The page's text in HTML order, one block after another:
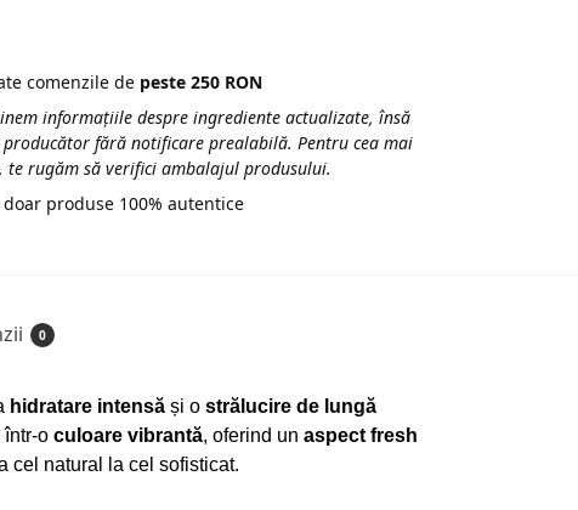
comenzile de peste 250 RON
informațiile despre ingrediente actualizate, însă
fără notificare prealabilă. Pentru cea mai
te rugăm să verifici ambalajul produsului.
produse 100% autentice
0
hidratare intensăși o strălucire de lungă
o culoare vibrantă, oferind un aspect fresh
cel natural la cel sofisticat.